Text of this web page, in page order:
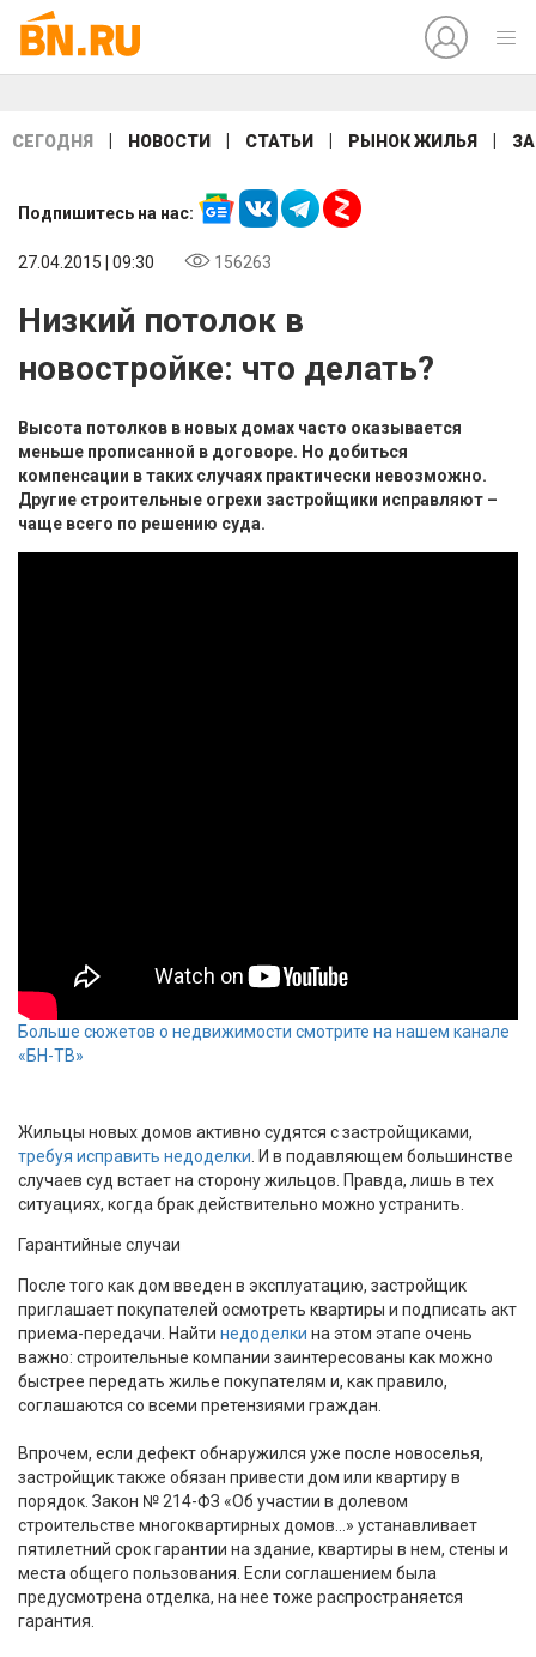
СЕГОДНЯ НОВОСТИ СТАТЬИ РЫНОК ЖИЛЬЯ
Подпишитесь на нас:
27.04.2015 | 09:30 156263
Низкий потолок в
новостройке: что делать?
Высота потолков в новых домах часто оказывается
меньше прописанной в договоре. Но добиться
компенсации в таких случаях практически невозможно.
Другие строительные огрехи застройщики исправляют –
чаще всего по решению суда.
Больше сюжетов о недвижимости смотрите на нашем канале
«БН-ТВ»
Жильцы новых домов активно судятся с застройщиками,
требуя исправить недоделки . И в подавляющем большинстве
случаев суд встает на сторону жильцов. Правда, лишь в тех
ситуациях, когда брак действительно можно устранить.
Гарантийные случаи
После того как дом введен в эксплуатацию, застройщик
приглашает покупателей осмотреть квартиры и подписать акт
приема-передачи. Найти недоделки на этом этапе очень
важно: строительные компании заинтересованы как можно
быстрее передать жилье покупателям и, как правило,
соглашаются со всеми претензиями граждан.
Впрочем, если дефект обнаружился уже после новоселья,
застройщик также обязан привести дом или квартиру в
порядок. Закон № 214-ФЗ «Об участии в долевом
строительстве многоквартирных домов…» устанавливает
пятилетний срок гарантии на здание, квартиры в нем, стены и
места общего пользования. Если соглашением была
предусмотрена отделка, на нее тоже распространяется
гарантия.